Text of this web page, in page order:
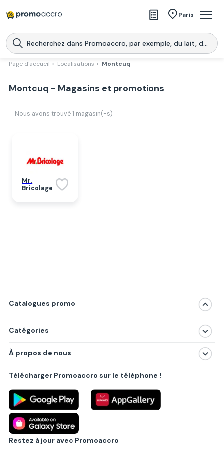
Paris
Magasins
Produits
Promoaccro
l'application
Page d'accueil > Localisations > Montcuq
Montcuq - Magasins et promotions
Nous avons trouvé 1 magasin(-s)
Mr.
Bricolage
Catalogues promo
Catégories
Produits
Villes principales
À propos de nous
Politique de confidentialité
Règlements
Partenariat B2B
Blog
Contact
Télécharger Promoaccro sur le téléphone !
Restez à jour avec Promoaccro